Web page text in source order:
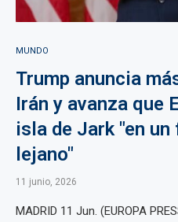
MUNDO
Trump anuncia
Irán y avanza que
isla de Jark "en
lejano"
11 junio, 2026
MADRID 11 Jun. (EUROPA